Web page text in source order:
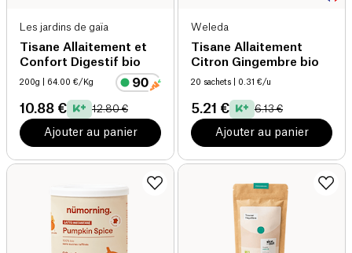
Les jardins de gaïa
Tisane Allaitement et
Confort Digestif bio
200g | 64.00 €/Kg
10.88 € 12.80 €
Ajouter au panier
Weleda
Tisane Allaitement
Citron Gingembre bio
20 sachets | 0.31 €/u
5.21 € 6.13 €
Ajouter au panier